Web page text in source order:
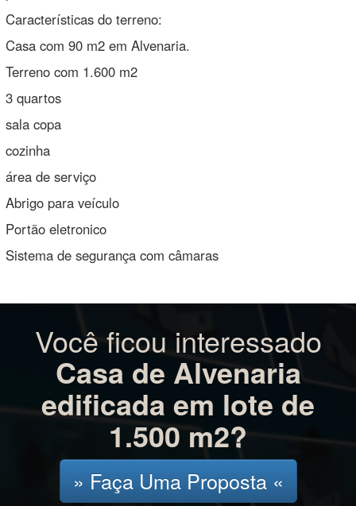
Características do terreno:
Casa com 90 m2 em Alvenaria.
Terreno com 1.600 m2
3 quartos
sala copa
cozinha
área de serviço
Abrigo para veículo
Portão eletronico
Sistema de segurança com câmaras
Você ficou interessado
Casa de Alvenaria
edificada em lote de
1.500 m2?
» Faça Uma Proposta «